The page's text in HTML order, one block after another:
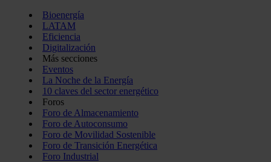
Bioenergía
LATAM
Eficiencia
Digitalización
Más secciones
Eventos
La Noche de la Energía
10 claves del sector energético
Foros
Foro de Almacenamiento
Foro de Autoconsumo
Foro de Movilidad Sostenible
Foro de Transición Energética
Foro Industrial